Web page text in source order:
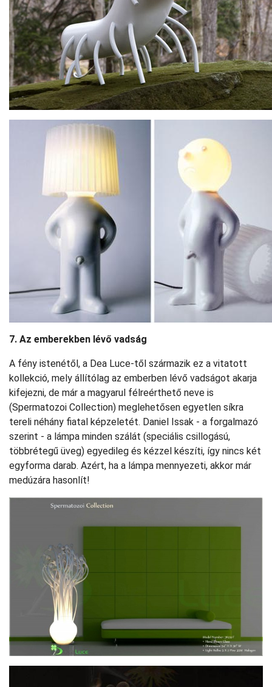
7. Az emberekben lévő vadság
A fény istenétől, a Dea Luce-től származik ez a vitatott
kollekció, mely állítólag az emberben lévő vadságot akarja
kifejezni, de már a magyarul félreérthető neve is
(Spermatozoi Collection) meglehetősen egyetlen síkra
tereli néhány fiatal képzeletét. Daniel Issak - a forgalmazó
szerint - a lámpa minden szálát (speciális csillogású,
többrétegű üveg) egyedileg és kézzel készíti, így nincs két
egyforma darab. Azért, ha a lámpa mennyezeti, akkor már
medúzára hasonlít!